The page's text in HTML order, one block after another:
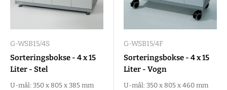
G-WSB15/4S
Sorteringsbokse - 4 x 15
Liter - Stel
U-mål: 350 x 805 x 385 mm
G-WSB15/4F
Sorteringsbokse - 4 x 15
Liter - Vogn
U-mål: 350 x 805 x 460 mm